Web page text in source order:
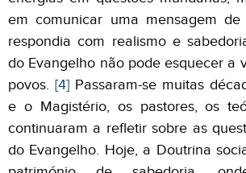
em comunicar uma mensagem
respondia com realismo e
do Evangelho não pode esquecer a
povos. [4] Passaram-se muitas
e o Magistério, os pastores, os
continuaram a refletir sobre as
do Evangelho. Hoje, a Doutrina